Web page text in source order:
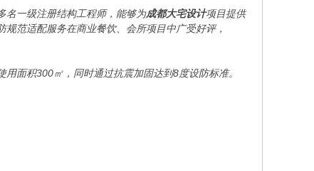
名一级注册结构工程师，能够为成都大宅设计项目提供
范适配服务在商业餐饮、会所项目中广受好评，
面积300㎡，同时通过抗震加固达到8度设防标准。